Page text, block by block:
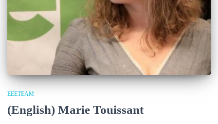
EEETEAM
(English) Marie Touissant